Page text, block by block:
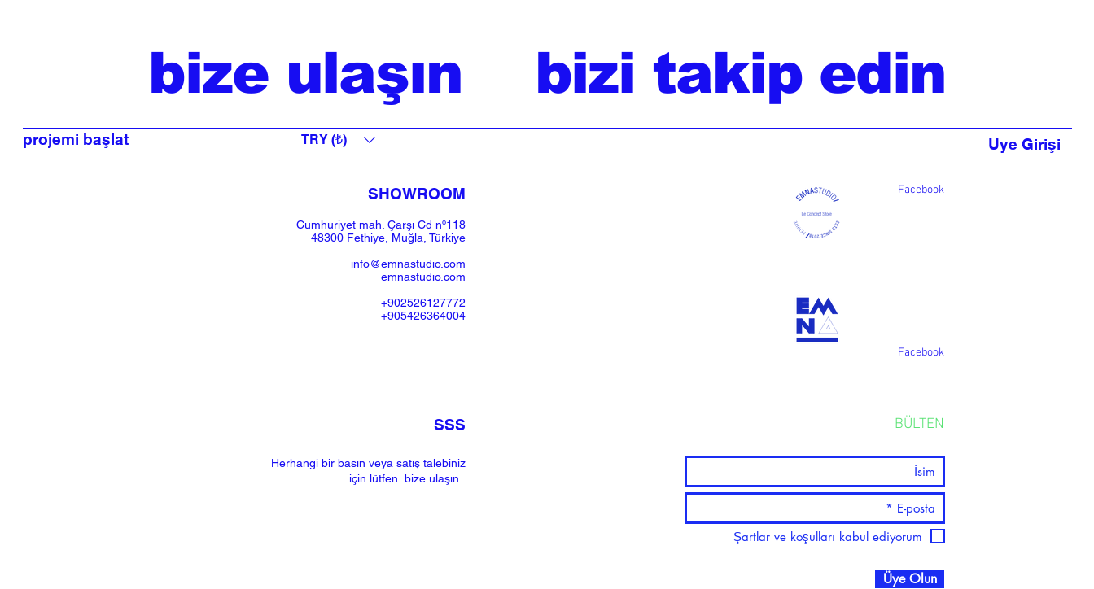
bize ulaşın bizi takip edin
Uye Girişi
projemi başlat TRY (₺)
SHOWROOM​
Cumhuriyet mah. Çarşı Cd nº118
48300 Fethiye, Muğla, Türkiye
info@emnastudio.com
emnastudio.com
+902526127772
+905426364004
Facebook
Facebook
SSS
Herhangi bir basın veya satış talebiniz
için lütfen bize ulaşın .
BÜLTEN
Şartlar ve koşulları kabul ediyorum
Üye Olun